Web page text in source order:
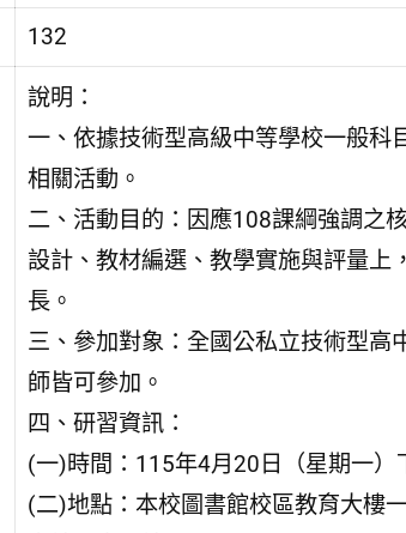
132
說明：
一、依據技術型高級中等學校一般科
相關活動。
二、活動目的：因應108課綱強調之
設計、教材編選、教學實施與評量上
長。
三、參加對象：全國公私立技術型高
師皆可參加。
四、研習資訊：
(一)時間：115年4月20日（星期一）
(二)地點：本校圖書館校區教育大樓